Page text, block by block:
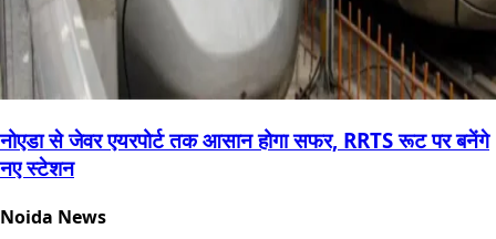
नोएडा से जेवर एयरपोर्ट तक आसान होगा सफर, RRTS रूट पर बनेंगे
नए स्टेशन
Noida News